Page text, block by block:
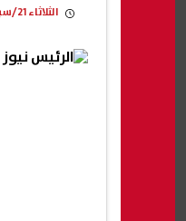
الثلاثاء 21/سبتمبر/2021 - 02:12 م